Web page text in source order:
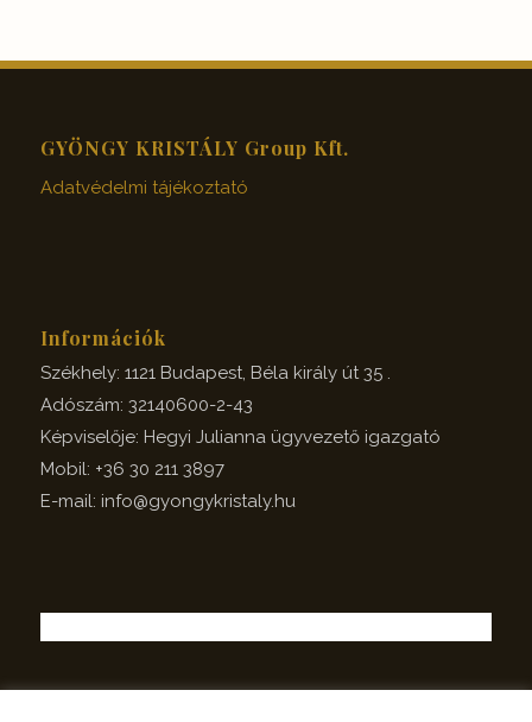
GYÖNGY KRISTÁLY Group Kft.
Adatvédelmi tájékoztató
Információk
Székhely: 1121 Budapest, Béla király út 35 .
Adószám: 32140600-2-43
Képviselője: Hegyi Julianna ügyvezető igazgató
Mobil: +36 30 211 3897
E-mail: info@gyongykristaly.hu